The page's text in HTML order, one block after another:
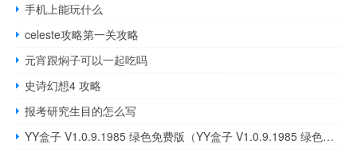
手机上能玩什么
celeste攻略第一关攻略
元宵跟焖子可以一起吃吗
史诗幻想4 攻略
报考研究生目的怎么写
YY盒子 V1.0.9.1985 绿色免费版（YY盒子 V1.0.9.1985 绿色免费版功能简介）